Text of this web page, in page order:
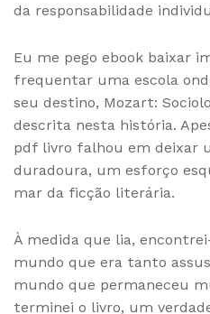
da responsabilidade
Eu me pego ebook baixar
frequentar uma escola
seu destino, Mozart:
descrita nesta história.
pdf livro falhou em deixar
duradoura, um esforço
mar da ficção literária.
À medida que lia,
mundo que era tanto
mundo que permaneceu
terminei o livro, um